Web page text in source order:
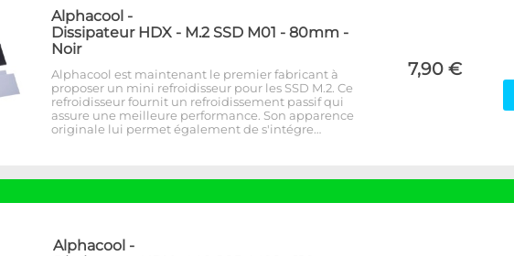
Alphacool -
Dissipateur HDX - M.2 SSD M01 - 80mm -
Noir
Alphacool est maintenant le premier fabricant à
proposer un mini refroidisseur pour les SSD M.2. Ce
refroidisseur fournit un refroidissement passif qui
assure une meilleure performance. Son apparence
originale lui permet également de s'intégre…
7,90 €
Alphacool -